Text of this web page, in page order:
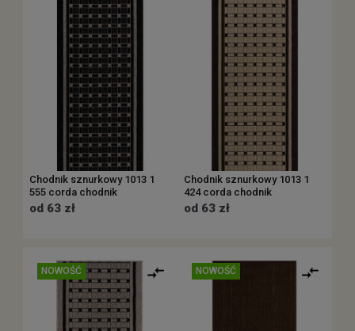
Chodnik sznurkowy 1013 1
555 corda chodnik
od 63 zł
Chodnik sznurkowy 1013 1
424 corda chodnik
od 63 zł
NOWOŚĆ NOWOŚĆ